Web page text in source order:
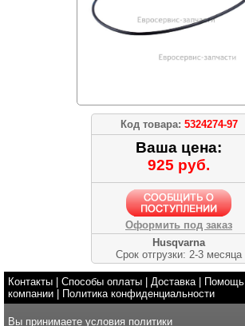
Код товара: 5324274-97
Ваша цена:
925 руб.
Оформить под заказ
Husqvarna
Срок отгрузки: 2-3 месяца
Контакты Способы оплаты Доставка| Помощь
компании
Политика конфиденциальности
Вы принимаете условия политики